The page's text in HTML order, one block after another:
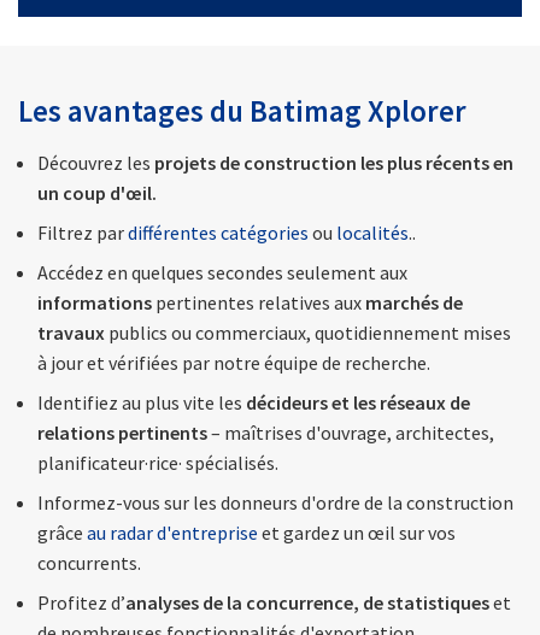
Les avantages du Batimag Xplorer
Découvrez les projets de construction les plus récents en
un coup d'œil.
Filtrez pardifférentes catégories ou localités..
Accédez en quelques secondes seulement aux
informations pertinentes relatives aux marchés de
travaux publics ou commerciaux, quotidiennement mises
à jour et vérifiées par notre équipe de recherche.
Identifiez au plus vite les décideurs et les réseaux de
relations pertinents– maîtrises d'ouvrage, architectes,
planificateur·rice· spécialisés.
Informez-vous sur les donneurs d'ordre de la construction
grâce au radar d'entreprise et gardez un œil sur vos
concurrents.
Profitez d’analyses de la concurrence, de statistiqueset